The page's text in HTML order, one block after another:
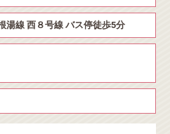
湯線 西８号線 バス停徒歩5分